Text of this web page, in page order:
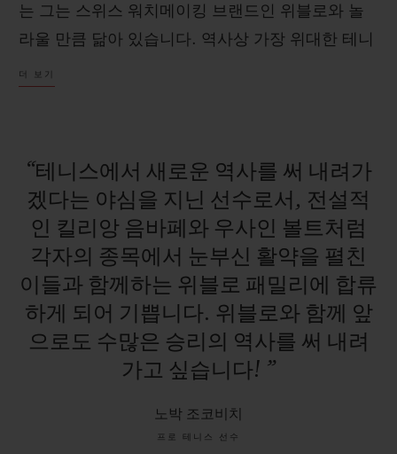
는 그는 스위스 워치메이킹 브랜드인 위블로와 놀
라울 만큼 닮아 있습니다. 역사상 가장 위대한 테니
스 선수로서 매일 새로운 기록을 써 내려가는 노박
더 보기
“테니스에서 새로운 역사를 써 내려가
겠다는 야심을 지닌 선수로서, 전설적
인 킬리앙 음바페와 우사인 볼트처럼
각자의 종목에서 눈부신 활약을 펼친
이들과 함께하는 위블로 패밀리에 합류
하게 되어 기쁩니다. 위블로와 함께 앞
으로도 수많은 승리의 역사를 써 내려
가고 싶습니다! ”
노박 조코비치
프로 테니스 선수